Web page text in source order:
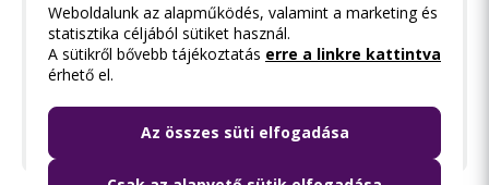
#autóval közlekedőket érintő fejlesztés
#közterületi fejlesztés #fenntartható közlekedés
#forgalomcsillapítás #gyalogosbarát fejlesztés
#kerékpárosbarát fejlesztés
#mikromobilitási fejlesztés
Weboldalunk az alapműködés, valamint a marketing és
statisztika céljából sütiket használ.
A sütikről bővebb tájékoztatás erre a linkre kattintva
érhető el.
Az összes süti elfogadása